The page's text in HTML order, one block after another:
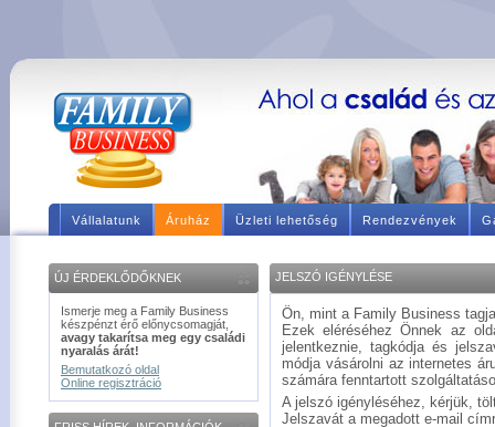
Vállalatunk Áruház Üzleti lehetőség Rendezvények
ÚJ ÉRDEKLŐDŐKNEK
Ismerje meg a Family Business
készpénzt érő előnycsomagját,
avagy takarítsa meg egy családi
nyaralás árát!
Bemutatkozó oldal
Online regisztráció
JELSZÓ IGÉNYLÉSE
Ön, mint a Family Business
Ezek eléréséhez Önnek az
jelentkeznie, tagkódja és
módja vásárolni az internetes
számára fenntartott
A jelszó igényléséhez, kérjük,
Jelszavát a megadott e-mail